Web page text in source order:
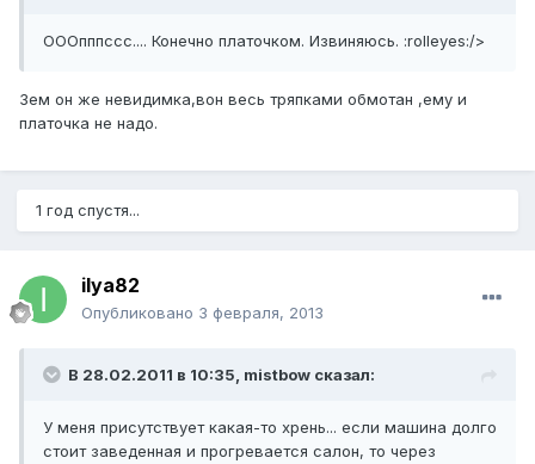
ОООпппссс.... Конечно платочком. Извиняюсь. :rolleyes:/>
Зем он же невидимка,вон весь тряпками обмотан ,ему и
платочка не надо.
1 год спустя...
ilya82
Опубликовано 3 февраля, 2013
В 28.02.2011 в 10:35, mistbow сказал:
У меня присутствует какая-то хрень... если машина долго
стоит заведенная и прогревается салон, то через